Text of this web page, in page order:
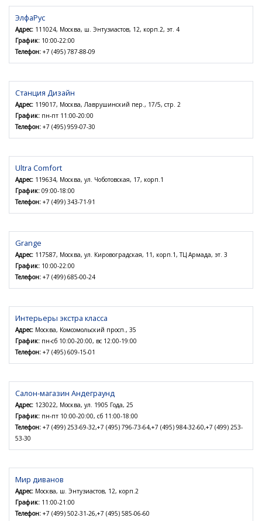
ЭлфаРус
Адрес: 111024, Москва, ш. Энтузиастов, 12, корп.2, эт. 4
График: 10:00-22:00
Телефон: +7 (495) 787-88-09
Станция Дизайн
Адрес: 119017, Москва, Лаврушинский пер., 17/5, стр. 2
График: пн-пт 11:00-20:00
Телефон: +7 (495) 959-07-30
Ultra Comfort
Адрес: 119634, Москва, ул. Чоботовская, 17, корп.1
График: 09:00-18:00
Телефон: +7 (499) 343-71-91
Grange
Адрес: 117587, Москва, ул. Кировоградская, 11, корп.1, ТЦ Армада, эт. 3
График: 10:00-22:00
Телефон: +7 (499) 685-00-24
Интерьеры экстра класса
Адрес: Москва, Комсомольский просп., 35
График: пн-сб 10:00-20:00, вс 12:00-19:00
Телефон: +7 (495) 609-15-01
Салон-магазин Андеграунд
Адрес: 123022, Москва, ул. 1905 Года, 25
График: пн-пт 10:00-20:00, сб 11:00-18:00
Телефон: +7 (499) 253-69-32,+7 (495) 796-73-64,+7 (495) 984-32-60,+7 (499) 253-
53-30
Мир диванов
Адрес: Москва, ш. Энтузиастов, 12, корп.2
График: 11:00-21:00
Телефон: +7 (499) 502-31-26,+7 (495) 585-06-60